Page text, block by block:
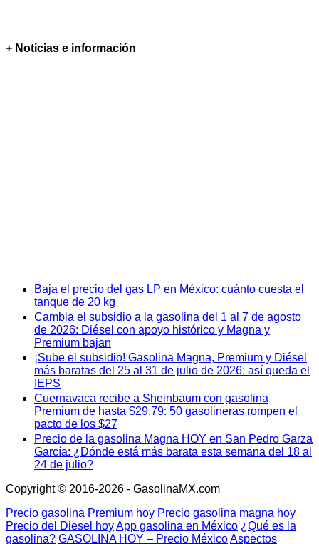
+ Noticias e información
Baja el precio del gas LP en México: cuánto cuesta el
tanque de 20 kg
Cambia el subsidio a la gasolina del 1 al 7 de agosto
de 2026: Diésel con apoyo histórico y Magna y
Premium bajan
¡Sube el subsidio! Gasolina Magna, Premium y Diésel
más baratas del 25 al 31 de julio de 2026: así queda el
IEPS
Cuernavaca recibe a Sheinbaum con gasolina
Premium de hasta $29.79: 50 gasolineras rompen el
pacto de los $27
Precio de la gasolina Magna HOY en San Pedro Garza
García: ¿Dónde está más barata esta semana del 18 al
24 de julio?
Copyright © 2016-2026 - GasolinaMX.com
Precio gasolina Premium hoy Precio gasolina magna hoy
Precio del Diesel hoyApp gasolina en México ¿Qué es la
gasolina? GASOLINA HOY – Precio MéxicoAspectos